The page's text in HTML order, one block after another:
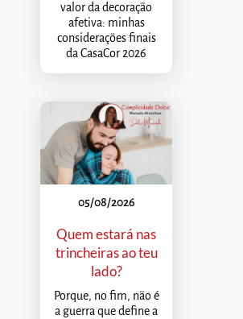
valor da decoração
afetiva: minhas
considerações finais
da CasaCor 2026
05/08/2026
Quem estará nas
trincheiras ao teu
lado?
Porque, no fim, não é
a guerra que define a